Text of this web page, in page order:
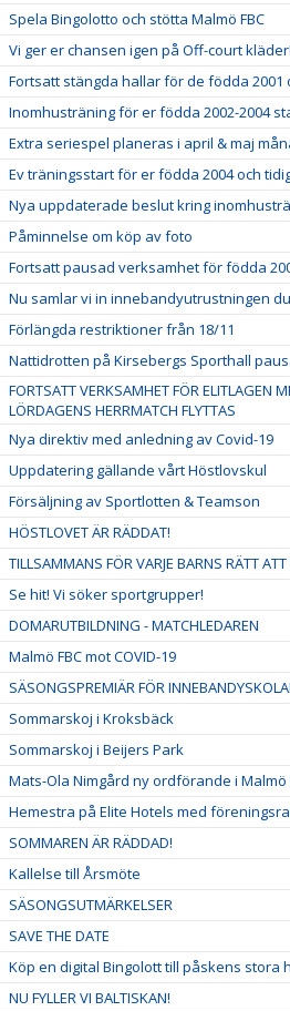
Spela Bingolotto och stötta Malmö FBC
Vi ger er chansen igen på Off-court kläder!
Fortsatt stängda hallar för de födda 2001
Inomhusträning för er födda 2002-2004
Extra seriespel planeras i april & maj
Ev träningsstart för er födda 2004 och
Nya uppdaterade beslut kring
Påminnelse om köp av foto
Fortsatt pausad verksamhet för födda
Nu samlar vi in innebandyutrustningen
Förlängda restriktioner från 18/11
Nattidrotten på Kirsebergs Sporthall
FORTSATT VERKSAMHET FÖR ELITLAGEN
LÖRDAGENS HERRMATCH FLYTTAS
Nya direktiv med anledning av Covid-19
Uppdatering gällande vårt Höstlovskul
Försäljning av Sportlotten & Teamson
HÖSTLOVET ÄR RÄDDAT!
TILLSAMMANS FÖR VARJE BARNS RÄTT
Se hit! Vi söker sportgrupper!
DOMARUTBILDNING - MATCHLEDAREN
Malmö FBC mot COVID-19
SÄSONGSPREMIÄR FÖR
Sommarskoj i Kroksbäck
Sommarskoj i Beijers Park
Mats-Ola Nimgård ny ordförande i Malmö
Hemestra på Elite Hotels med
SOMMAREN ÄR RÄDDAD!
Kallelse till Årsmöte
SÄSONGSUTMÄRKELSER
SAVE THE DATE
Köp en digital Bingolott till påskens stora
NU FYLLER VI BALTISKAN!